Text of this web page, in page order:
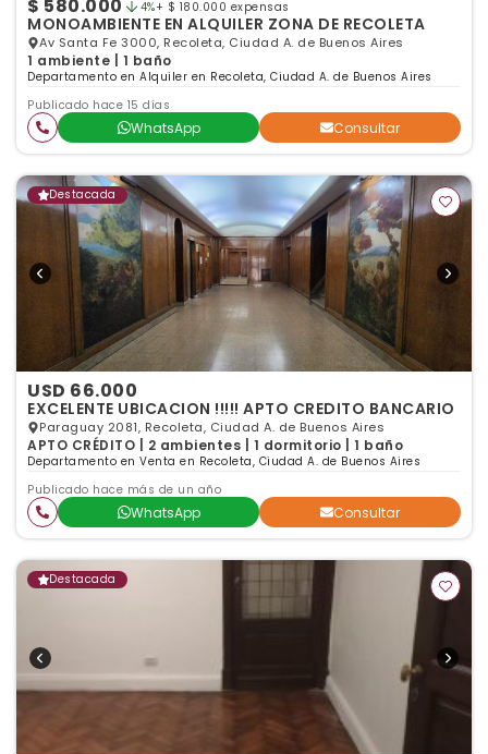
$ 580.000 4%+ $ 180.000 expensas
MONOAMBIENTE EN ALQUILER ZONA DE RECOLETA
Av Santa Fe 3000, Recoleta, Ciudad A. de Buenos Aires
1 ambiente | 1 baño
Departamento en Alquiler en Recoleta, Ciudad A. de Buenos Aires
Publicado hace 15 días
WhatsApp Consultar
Destacada
USD 66.000
EXCELENTE UBICACION !!!!! APTO CREDITO BANCARIO
Paraguay 2081, Recoleta, Ciudad A. de Buenos Aires
APTO CRÉDITO | 2 ambientes | 1 dormitorio | 1 baño
Departamento en Venta en Recoleta, Ciudad A. de Buenos Aires
Publicado hace más de un año
WhatsApp Consultar
Destacada